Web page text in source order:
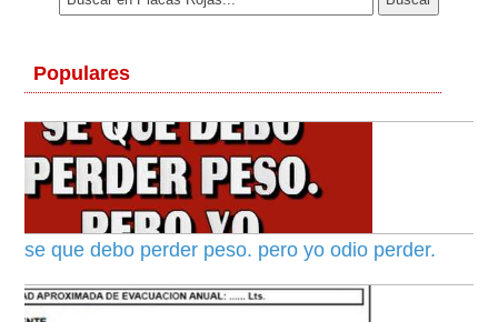
Populares
se que debo perder peso. pero yo odio perder.